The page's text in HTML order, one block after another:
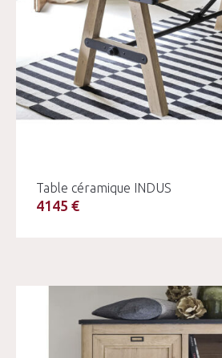
Table céramique INDUS
4145 €